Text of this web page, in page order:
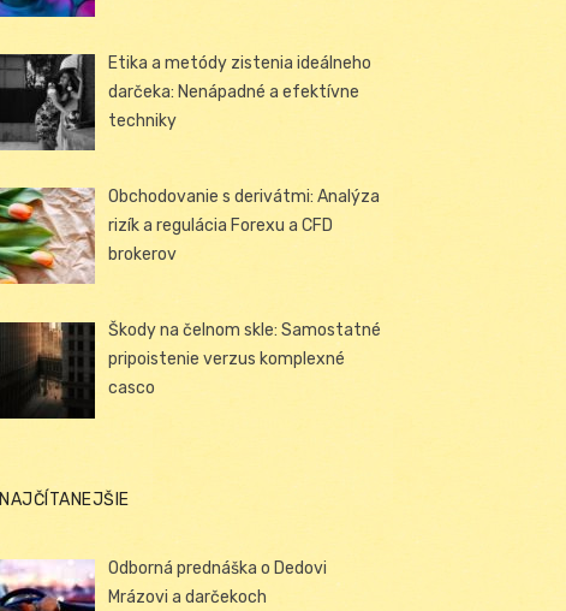
Etika a metódy zistenia ideálneho
darčeka: Nenápadné a efektívne
techniky
Obchodovanie s derivátmi: Analýza
rizík a regulácia Forexu a CFD
brokerov
Škody na čelnom skle: Samostatné
pripoistenie verzus komplexné
casco
NAJČÍTANEJŠIE
Odborná prednáška o Dedovi
Mrázovi a darčekoch